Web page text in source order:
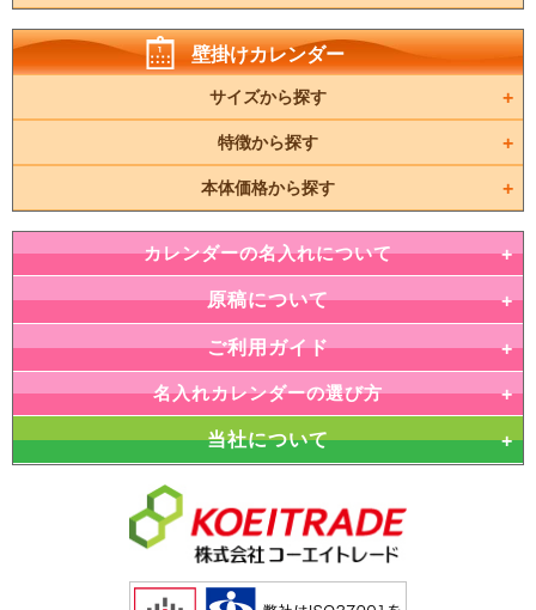
壁掛けカレンダー
サイズから探す
特徴から探す
本体価格から探す
カレンダーの名入れについて
原稿について
ご利用ガイド
名入れカレンダーの選び方
当社について